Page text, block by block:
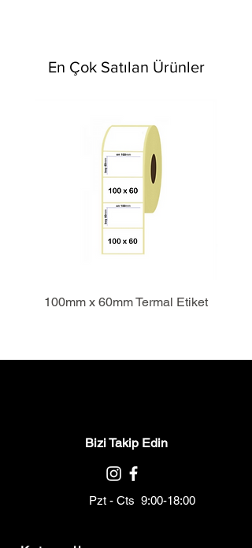
En Çok Satılan Ürünler
100mm x 60mm Termal Etiket
Bizi Takip Edin
Pzt - Cts 9:00-18:00